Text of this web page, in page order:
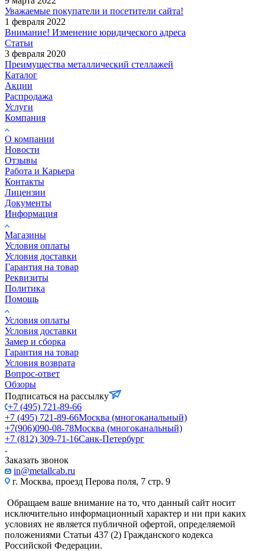
Уважаемые покупатели и посетители сайта!
1 февраля 2022
Внимание! Изменение юридического адреса
Статьи
3 февраля 2020
Преимущества металлический стеллажей
Каталог
Акции
Распродажа
Услуги
Компания
О компании
Новости
Отзывы
Работа и Карьера
Контакты
Лицензии
Документы
Информация
Магазины
Условия оплаты
Условия доставки
Гарантия на товар
Реквизиты
Политика
Помощь
Условия оплаты
Условия доставки
Замер и сборка
Гарантия на товар
Условия возврата
Вопрос-ответ
Обзоры
Подписаться на рассылку
+7 (495) 721-89-66
+7 (495) 721-89-66Москва (многоканальный)
+7(906)090-08-78Москва (многоканальный)
+7 (812) 309-71-16Санк-Петербург
Заказать звонок
in@metallcab.ru
г. Москва, проезд Перова поля, 7 стр. 9
Обращаем ваше внимание на то, что данный сайт носит
исключительно информационный характер и ни при каких
условиях не является публичной офертой, определяемой
положениями Статьи 437 (2) Гражданского кодекса
Российской Федерации.